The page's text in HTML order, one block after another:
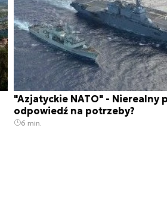
"Azjatyckie NATO" - Nierealny
odpowiedź na potrzeby?
6 min.